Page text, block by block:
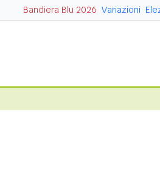
Bandiera Blu 2026 Variazioni